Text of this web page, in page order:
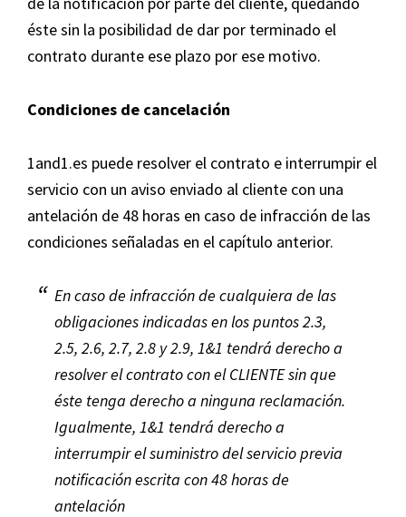
éste sin la posibilidad de dar por terminado el
contrato durante ese plazo por ese motivo.
Condiciones de cancelación
1and1.es puede resolver el contrato e interrumpir el
servicio con un aviso enviado al cliente con una
antelación de 48 horas en caso de infracción de las
condiciones señaladas en el capítulo anterior.
En caso de infracción de cualquiera de las
obligaciones indicadas en los puntos 2.3,
2.5, 2.6, 2.7, 2.8 y 2.9, 1&1 tendrá derecho a
resolver el contrato con el CLIENTE sin que
éste tenga derecho a ninguna reclamación.
Igualmente, 1&1 tendrá derecho a
interrumpir el suministro del servicio previa
notificación escrita con 48 horas de
antelación